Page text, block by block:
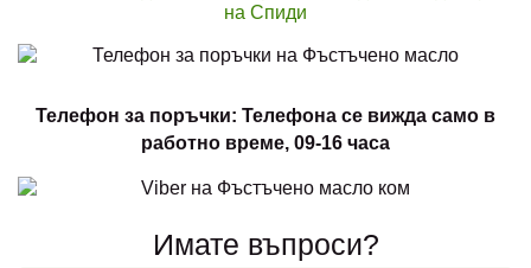
Телефон за поръчки: Телефона се вижда само в
работно време, 09-16 часа
Имате въпроси?